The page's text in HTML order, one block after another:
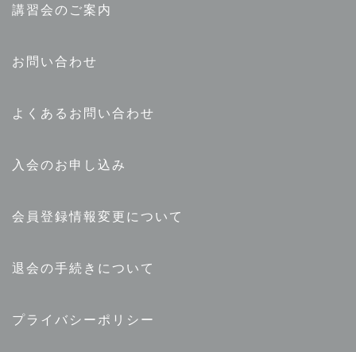
講習会のご案内
お問い合わせ
よくあるお問い合わせ
入会のお申し込み
会員登録情報変更について
退会の手続きについて
プライバシーポリシー